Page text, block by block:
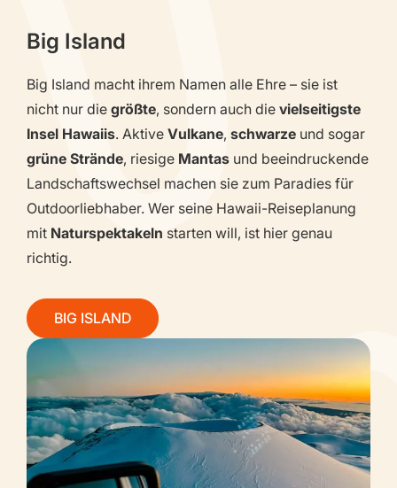
Big Island
Big Island macht ihrem Namen alle Ehre – sie ist
nicht nur die größte, sondern auch die vielseitigste
Insel Hawaiis. Aktive Vulkane, schwarze und sogar
grüne Strände, riesige Mantas und beeindruckende
Landschaftswechsel machen sie zum Paradies für
Outdoorliebhaber. Wer seine Hawaii-Reiseplanung
mit Naturspektakeln starten will, ist hier genau
richtig.
BIG ISLAND